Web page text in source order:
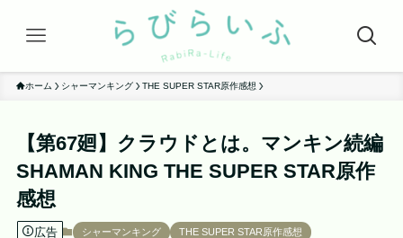
ホーム シャーマンキング THE SUPER STAR原作感想
【第67廻】クラウドとは。マンキン続編
SHAMAN KING THE SUPER STAR原作
感想
広告 シャーマンキング THE SUPER STAR原作感想